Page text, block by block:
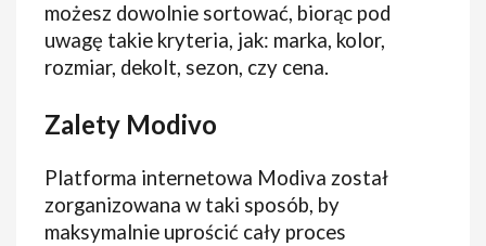
możesz dowolnie sortować, biorąc pod
uwagę takie kryteria, jak: marka, kolor,
rozmiar, dekolt, sezon, czy cena.
Zalety Modivo
Platforma internetowa Modiva został
zorganizowana w taki sposób, by
maksymalnie uprościć cały proces